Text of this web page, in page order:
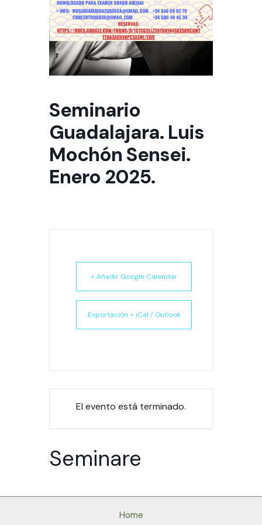
Seminario
Guadalajara. Luis
Mochón Sensei.
Enero 2025.
+ Añadir Google Calendar
Exportación + iCal / Outlook
El evento está terminado.
Seminare
Home